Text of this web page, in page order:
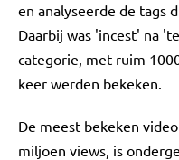
en analyseerde de tags
Daarbij was 'incest' na
categorie, met ruim
keer werden bekeken.
De meest bekeken
miljoen views, is